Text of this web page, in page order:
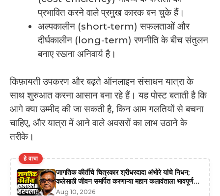
प्रभावित करने वाले प्रमुख कारक बन चुके हैं।
अल्पकालीन (short-term) सफलताओं और
दीर्घकालीन (long-term) रणनीति के बीच संतुलन
बनाए रखना अनिवार्य है।
किफ़ायती उपकरण और बढ़ते ऑनलाइन संसाधन यात्रा के
साथ शुरुआत करना आसान बना रहे हैं। यह पोस्ट बताती है कि
आगे क्या उम्मीद की जा सकती है, किन आम गलतियों से बचना
चाहिए, और यात्रा में आने वाले अवसरों का लाभ उठाने के
तरीके।
हे वाचा
जागतिक कीर्तीचे चित्रकार श्रीधरदादा अंभोरे यांचे निधन;
कलेसाठी जीवन समर्पित करणाऱ्या महान कलावंताला भावपूर्ण
श्रद्धांजली
Aug 10, 2026